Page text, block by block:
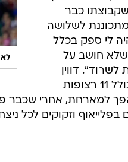
על
והחליט:
וג'ינובילי.
אומנם סן אנטוניו נעצרה הלילה אחרי 11 ניצחונות
אבל פופוביץ'
כבר
לשלושה